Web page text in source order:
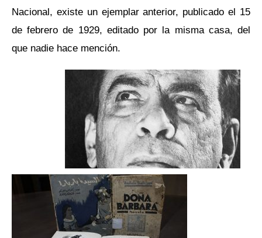
Nacional, existe un ejemplar anterior, publicado el 15
de febrero de 1929, editado por la misma casa, del
que nadie hace mención.